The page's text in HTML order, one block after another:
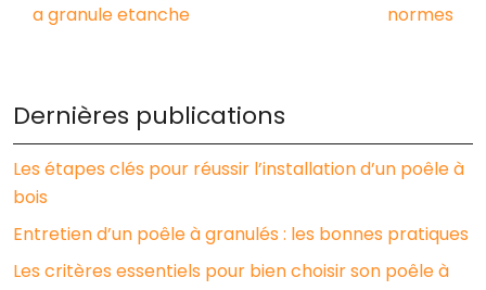
a granule etanche
normes
Dernières publications
Les étapes clés pour réussir l’installation d’un poêle à
bois
Entretien d’un poêle à granulés : les bonnes pratiques
Les critères essentiels pour bien choisir son poêle à